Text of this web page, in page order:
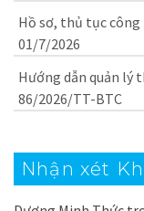
Hồ sơ, thủ tục
01/7/2026
Hướng dẫn quản lý
86/2026/TT-BTC
Nhận xét